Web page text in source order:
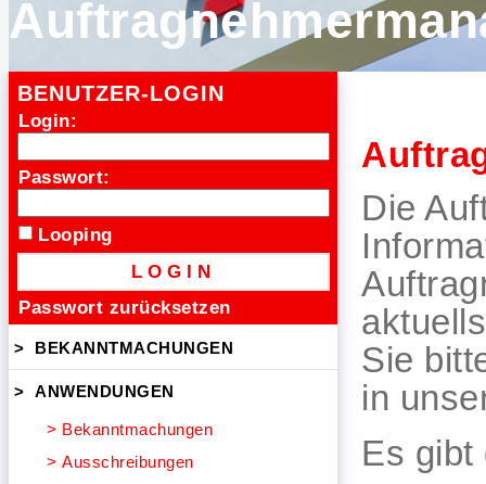
BENUTZER-LOGIN
Login:
Passwort:
Looping
Passwort zurücksetzen
> BEKANNTMACHUNGEN
> ANWENDUNGEN
> Bekanntmachungen
> Ausschreibungen
Die
Sie
in
Es gibt